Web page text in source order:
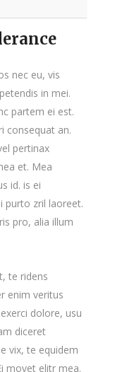
nec eu, vis
in mei.
partem ei est.
consequat an.
pertinax
et. Mea
id. is ei
purto zril laoreet.
pro, alia illum
te ridens
enim veritus
dolore, usu
diceret
vix, te equidem
movet elitr mea.